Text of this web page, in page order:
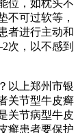
位，如枕头不
不可过软等，
者进行主动和
次，以不感到
？以上郑州市银
关节型牛皮癣
关节病型牛皮
癣患者要保护